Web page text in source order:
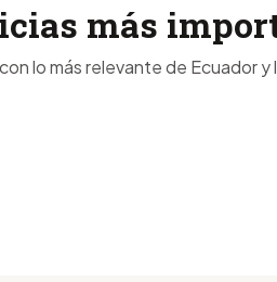
más
lo más relevante de Ecuador